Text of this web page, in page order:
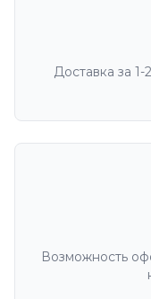
Доставка за
Возможность